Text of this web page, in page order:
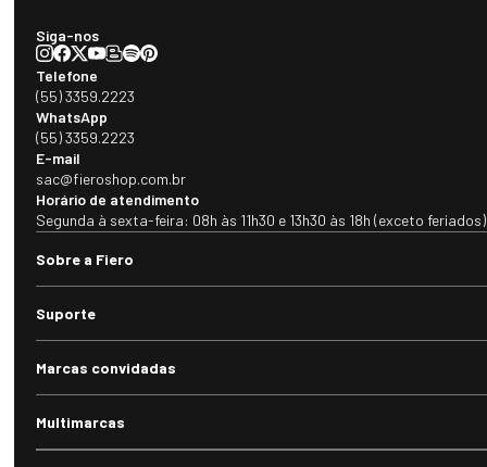
Siga-nos
Telefone
(55) 3359.2223
WhatsApp
(55) 3359.2223
E-mail
sac@fieroshop.com.br
Horário de atendimento
Segunda à sexta-feira: 08h às 11h30 e 13h30 às 18h (exceto feriados)
Sobre a Fiero
Suporte
Marcas convidadas
Multimarcas